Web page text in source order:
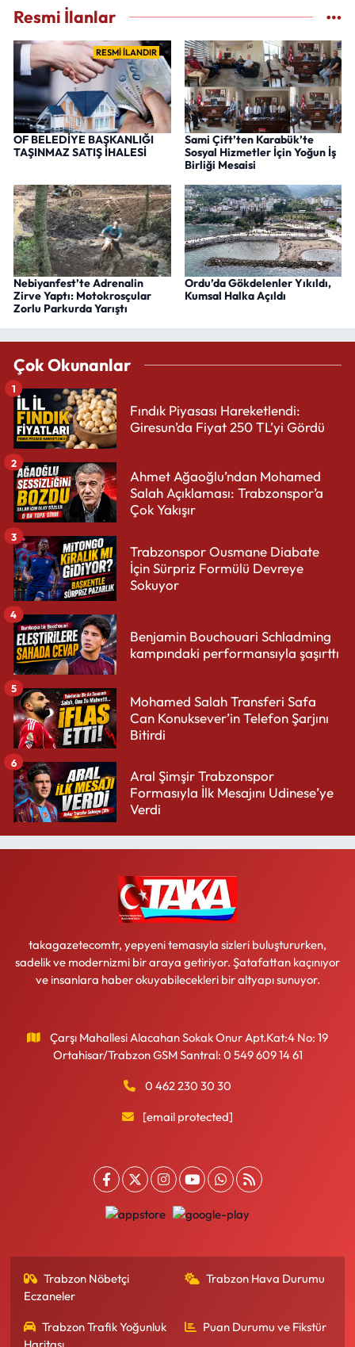
Resmi İlanlar
RESMİ İLANDIR
OF BELEDİYE BAŞKANLIĞI
TAŞINMAZ SATIŞ İHALESİ
Sami Çift’ten Karabük’te
Sosyal Hizmetler İçin Yoğun İş
Birliği Mesaisi
Nebiyanfest’te Adrenalin
Zirve Yaptı: Motokrosçular
Zorlu Parkurda Yarıştı
Ordu’da Gökdelenler Yıkıldı,
Kumsal Halka Açıldı
Çok Okunanlar
Fındık Piyasası Hareketlendi:
Giresun’da Fiyat 250 TL’yi Gördü
1
Ahmet Ağaoğlu’ndan Mohamed
Salah Açıklaması: Trabzonspor’a
Çok Yakışır
2
Trabzonspor Ousmane Diabate
İçin Sürpriz Formülü Devreye
Sokuyor
3
Benjamin Bouchouari Schladming
kampındaki performansıyla şaşırttı
4
Mohamed Salah Transferi Safa
Can Konuksever’in Telefon Şarjını
Bitirdi
5
Aral Şimşir Trabzonspor
Formasıyla İlk Mesajını Udinese’ye
Verdi
6
takagazetecomtr, yepyeni temasıyla sizleri buluştururken,
sadelik ve modernizmi bir araya getiriyor. Şatafattan kaçınıyor
ve insanlara haber okuyabilecekleri bir altyapı sunuyor.
Çarşı Mahallesi Alacahan Sokak Onur Apt.Kat:4 No: 19
Ortahisar/Trabzon GSM Santral: 0 549 609 14 61
0 462 230 30 30
[email protected]
Trabzon Nöbetçi
Eczaneler
Trabzon Hava Durumu
Trabzon Trafik Yoğunluk
Puan Durumu ve Fikstür